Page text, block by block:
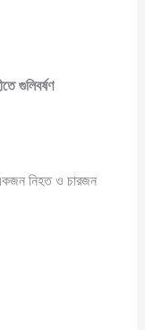
গুলিবর্ষণ
একজন নিহত ও চারজন